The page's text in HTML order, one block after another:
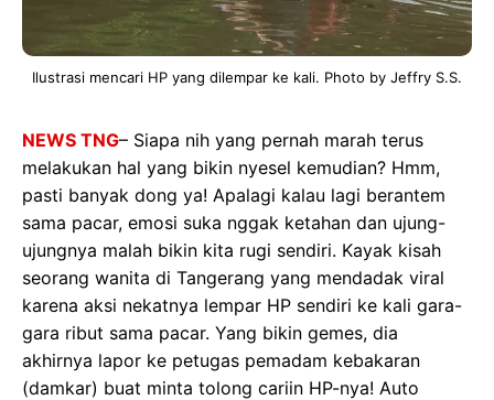
Ilustrasi mencari HP yang dilempar ke kali. Photo by Jeffry S.S.
NEWS TNG– Siapa nih yang pernah marah terus
melakukan hal yang bikin nyesel kemudian? Hmm,
pasti banyak dong ya! Apalagi kalau lagi berantem
sama pacar, emosi suka nggak ketahan dan ujung-
ujungnya malah bikin kita rugi sendiri. Kayak kisah
seorang wanita di Tangerang yang mendadak viral
karena aksi nekatnya lempar HP sendiri ke kali gara-
gara ribut sama pacar. Yang bikin gemes, dia
akhirnya lapor ke petugas pemadam kebakaran
(damkar) buat minta tolong cariin HP-nya! Auto